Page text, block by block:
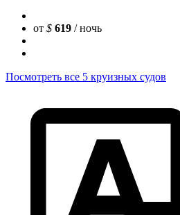
от $ 619 / ночь
Посмотреть все 5 круизных судов